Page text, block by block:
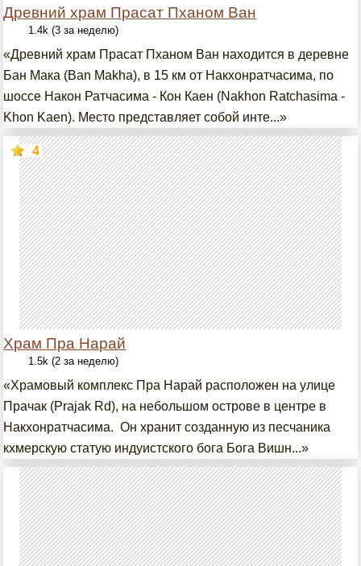
Древний храм Прасат Пханом Ван
1.4k (3 за неделю)
«Древний храм Прасат Пханом Ван находится в деревне
Бан Мака (Ban Makha), в 15 км от Накхонратчасима, по
шоссе Након Ратчасима - Кон Каен (Nakhon Ratchasima -
Khon Kaen). Место представляет собой инте...»
Храм Пра Нарай
4
1.5k (2 за неделю)
«Храмовый комплекс Пра Нарай расположен на улице
Прачак (Prajak Rd), на небольшом острове в центре в
Накхонратчасима. Он хранит созданную из песчаника
кхмерскую статую индуистского бога Бога Вишн...»